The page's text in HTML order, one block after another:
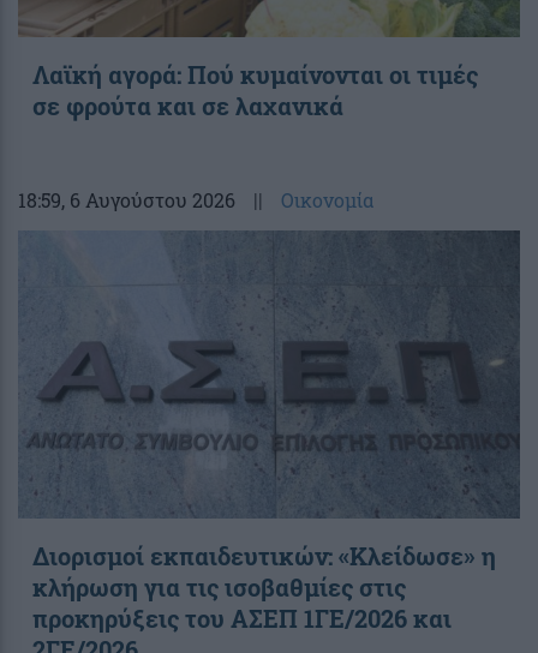
Λαϊκή αγορά: Πού κυμαίνονται οι τιμές
σε φρούτα και σε λαχανικά
18:59, 6 Αυγούστου 2026 || Οικονομία
Διορισμοί εκπαιδευτικών: «Κλείδωσε» η
κλήρωση για τις ισοβαθμίες στις
προκηρύξεις του ΑΣΕΠ 1ΓΕ/2026 και